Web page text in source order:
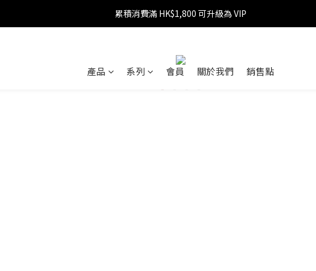
消費滿 HK$599 免運費
累積消費滿 HK$1,800 可升級為 VIP
消費滿 HK$599 免運費
產品 系列 會員 關於我們 銷售點